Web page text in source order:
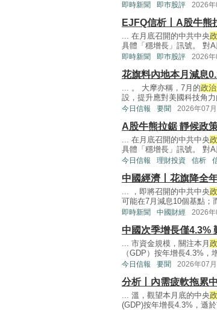
即時新聞 即巿股評 2026年
EJFQ信析丨A股牛熊
... 在月底召開的中共中央
具體「穩增長」訊號。 對
即時新聞 即巿股評 2026年
花旗料內地本月減息
... 。 大摩亦稱，7月的政
設，提升應對美國科技角
今日信報 要聞 2026年07
A股牛熊拉鋸 靜候政
... 在月底召開的中共中央
具體「穩增長」訊號。 對
今日信報 理財投資 信析
中國經濟丨花旗降全
... ，即將召開的中共中央
可能在7月減息10個基點；
即時新聞 中國財經 2026年
中國次季增長僅4.3%
... 市資金規模，關注本月
（GDP）按年增長4.3%，
今日信報 要聞 2026年07
分析丨內需疲軟拖累
... 溫，觀望本月底的中央
(GDP)按年增長4.3%，遜